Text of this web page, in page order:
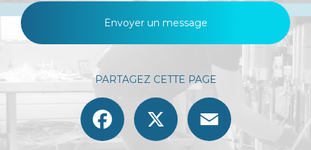
Envoyer un message
PARTAGEZ CETTE PAGE
Facebook